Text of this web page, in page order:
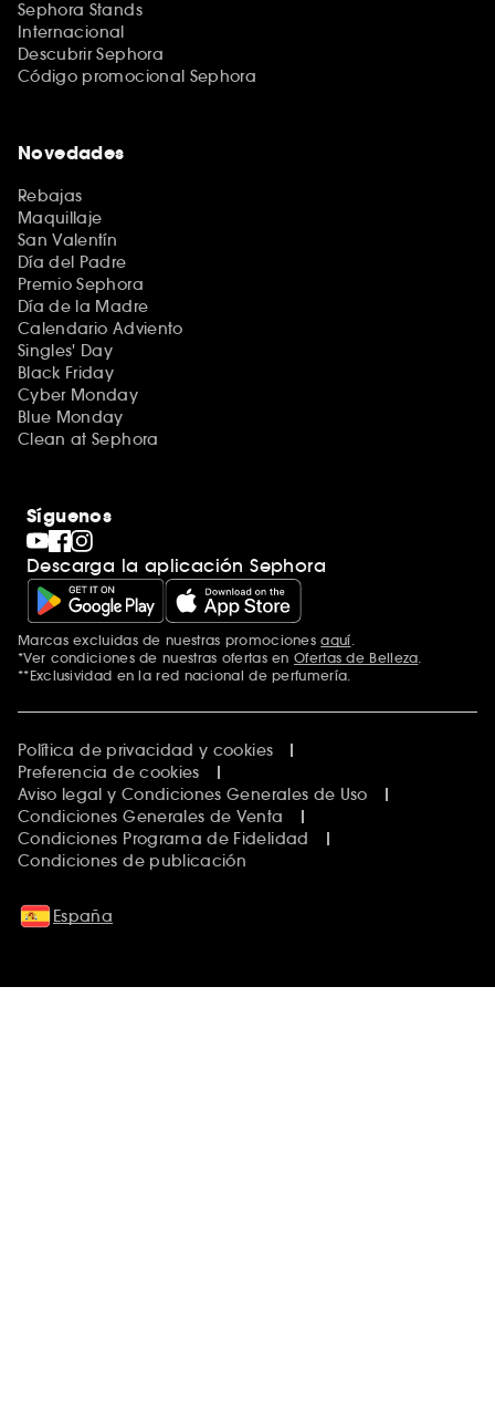
Sephora Stands
Internacional
Descubrir Sephora
Código promocional Sephora
Novedades
Rebajas
Maquillaje
San Valentín
Día del Padre
Premio Sephora
Día de la Madre
Calendario Adviento
Singles' Day
Black Friday
Cyber Monday
Blue Monday
Clean at Sephora
Síguenos
Descarga la aplicación Sephora
Marcas excluidas de nuestras promocionesaquí
*Ver condiciones de nuestras ofertas en Ofertas de Belleza
**Exclusividad en la red nacional de perfumería.
Política de privacidad y cookies
Preferencia de cookies
Aviso legal y Condiciones Generales de Uso
Condiciones Generales de Venta
Condiciones Programa de Fidelidad
Condiciones de publicación
España